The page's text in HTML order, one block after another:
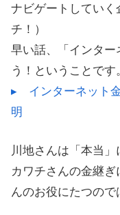
ナビゲートしていく
チ！）
早い話、「インタ
う！ということです
▸ インターネット
明
川地さんは「本当」
カワチさんの金継
んのお役にたつので